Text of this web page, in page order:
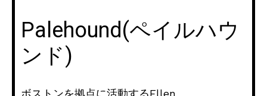
Palehound(ペイルハウ
ンド)
ボストンを拠点に活動するEllen